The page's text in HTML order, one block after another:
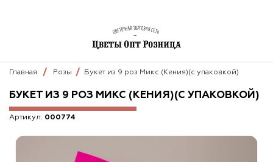
Главная Розы Букет из 9 роз Микс (Кения)(с упаковкой)
БУКЕТ ИЗ 9 РОЗ МИКС (КЕНИЯ)(С УПАКОВКОЙ)
Артикул: 000774